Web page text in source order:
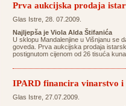
Prva aukcijska prodaja
Glas Istre, 28. 07.2009.
Najljepša je Viola Alda Štifanića
U sklopu Mandalenjine u Višnjanu se
goveda. Prva aukcijska prodaja
postignutom cijenom od 26 tisuća
IPARD financira vinarstvo i
Glas Istre, 27.07.2009.